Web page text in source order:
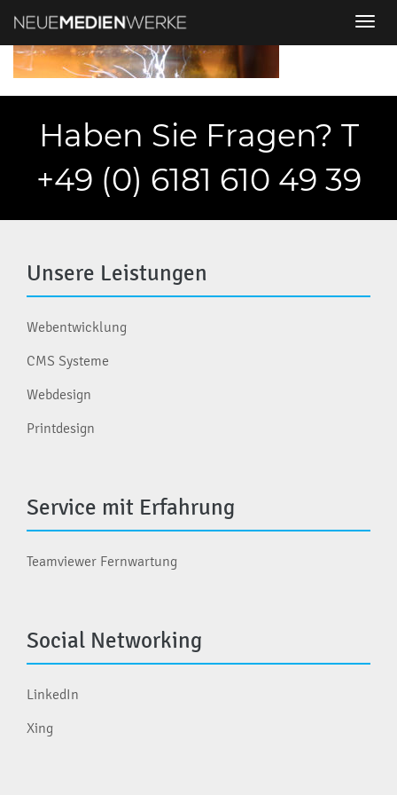
Haben Sie Fragen? T
+49 (0) 6181 610 49 39
Unsere Leistungen
Webentwicklung
CMS Systeme
Webdesign
Printdesign
Service mit Erfahrung
Teamviewer Fernwartung
Social Networking
LinkedIn
Xing